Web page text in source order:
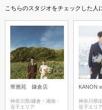
こちらのスタジオをチェックした人
華雅苑 鎌倉店
神奈川県/鎌倉・湘南・
逗子エリア
KANON
神奈川県/
逗子エリア